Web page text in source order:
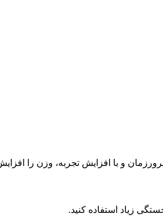
و با افزایش تجربه، وزن را
زیاد استفاده کنید.